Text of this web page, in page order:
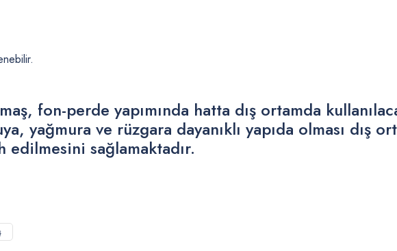
fon-perde yapımında hatta dış ortamda
yağmura ve rüzgara dayanıklı yapıda olması dış
edilmesini sağlamaktadır.